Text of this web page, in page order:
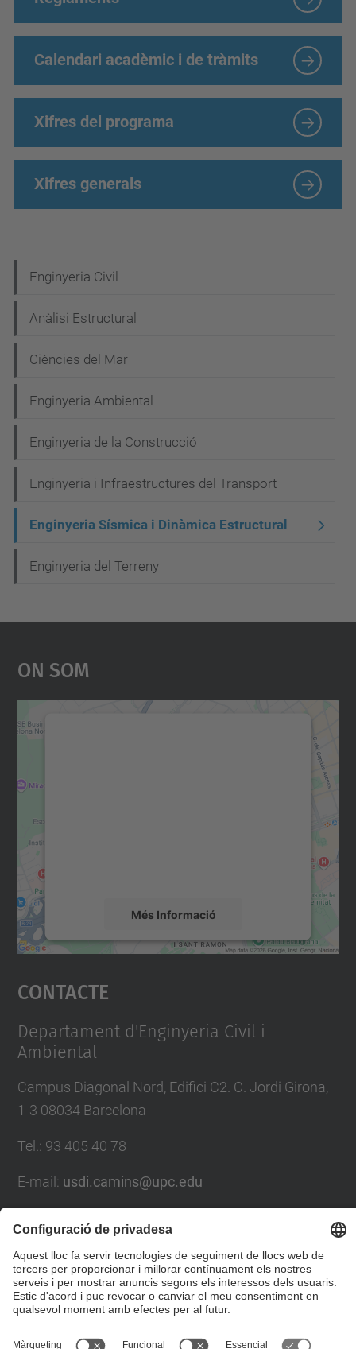
Calendari acadèmic i de tràmits
Xifres del programa
Xifres generals
a
v
g
a
i
ó
Enginyeria Civil
Anàlisi Estructural
Ciències del Mar
Enginyeria Ambiental
Enginyeria de la Construcció
Enginyeria i Infraestructures del Transport
Enginyeria Sísmica i Dinàmica Estructural
Enginyeria del Terreny
On Som
Més Informació
Accepta
powered by
Contacte
Departament d'Enginyeria Civil i
Ambiental
Campus Diagonal Nord, Edifici C2. C. Jordi Girona,
1-3 08034 Barcelona
Tel. : 93 405 40 78
E-mail : usdi.camins@upc.edu
Formulari de contacte
© UPCDepartament d’Enginyeria Civil i Ambiental